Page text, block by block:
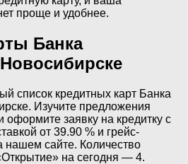
проще и удобнее.
Банка
список кредитных карт Банка
Изучите предложения
оформите заявку на кредитку с
от 39.90 % и грейс-
нашем сайте. Количество
на сегодня — 4.